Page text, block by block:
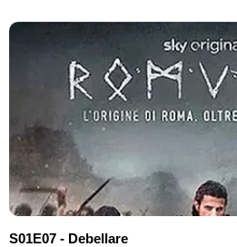
S01E07 - Debellare